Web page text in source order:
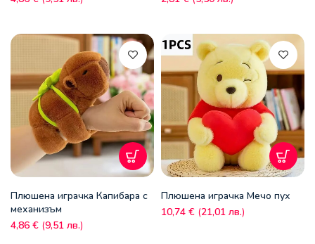
Плюшена играчка Капибара с
механизъм
4,86 € (9,51 лв.)
Плюшена играчка Мечо пух
10,74 € (21,01 лв.)